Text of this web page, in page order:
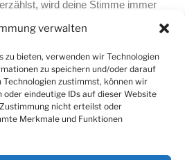
verwalten
zu bieten, verwenden wir Technologien
zu speichern und/oder darauf
Technologien zustimmst, können wir
eindeutige IDs auf dieser Website
nicht erteilst oder
Merkmale und Funktionen
wird deine Stimme immer
Sorge schwingt mit…“ das
Art Sorgenkind bleiben.